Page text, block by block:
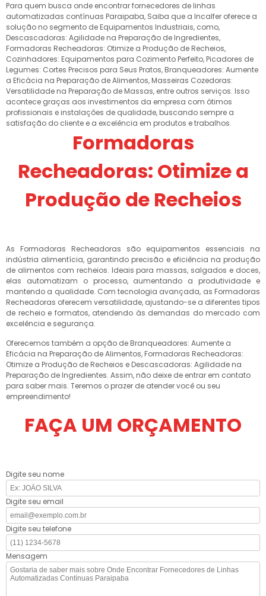
Para quem busca onde encontrar fornecedores de linhas
automatizadas contínuas Paraipaba, Saiba que a Incalfer oferece a
solução no segmento de Equipamentos Industriais, como,
Descascadoras: Agilidade na Preparação de Ingredientes,
Formadoras Recheadoras: Otimize a Produção de Recheios,
Cozinhadores: Equipamentos para Cozimento Perfeito, Picadores de
Legumes: Cortes Precisos para Seus Pratos, Branqueadores: Aumente
a Eficácia na Preparação de Alimentos, Masseiras Cozedoras:
Versatilidade na Preparação de Massas, entre outros serviços. Isso
acontece graças aos investimentos da empresa com ótimos
profissionais e instalações de qualidade, buscando sempre a
satisfação do cliente e a excelência em produtos e trabalhos.
Formadoras
Recheadoras: Otimize a
Produção de Recheios
As Formadoras Recheadoras são equipamentos essenciais na
indústria alimentícia, garantindo precisão e eficiência na produção
de alimentos com recheios. Ideais para massas, salgados e doces,
elas automatizam o processo, aumentando a produtividade e
mantendo a qualidade. Com tecnologia avançada, as Formadoras
Recheadoras oferecem versatilidade, ajustando-se a diferentes tipos
de recheio e formatos, atendendo às demandas do mercado com
excelência e segurança.
Oferecemos também a opção de Branqueadores: Aumente a
Eficácia na Preparação de Alimentos, Formadoras Recheadoras:
Otimize a Produção de Recheios e Descascadoras: Agilidade na
Preparação de Ingredientes. Assim, não deixe de entrar em contato
para saber mais. Teremos o prazer de atender você ou seu
empreendimento!
FAÇA UM ORÇAMENTO
Digite seu nome
Digite seu email
Digite seu telefone
Mensagem